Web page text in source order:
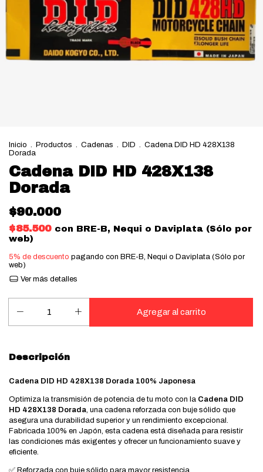
Inicio . Productos . Cadenas . DID . Cadena DID HD 428X138
Dorada
Cadena DID HD 428X138
Dorada
$90.000
$85.500 con BRE-B, Nequi o Daviplata (Sólo por
web)
5% de descuento pagando con BRE-B, Nequi o Daviplata (Sólo por
web)
Ver más detalles
Descripción
Cadena DID HD 428X138 Dorada 100% Japonesa
Optimiza la transmisión de potencia de tu moto con la Cadena DID
HD 428X138 Dorada, una cadena reforzada con buje sólido que
asegura una durabilidad superior y un rendimiento excepcional.
Fabricada 100% en Japón, esta cadena está diseñada para resistir
las condiciones más exigentes y ofrecer un funcionamiento suave y
eficiente.